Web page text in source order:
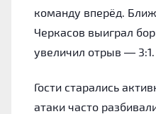
команду вперёд.
Черкасов выиграл
увеличил отрыв — 3:1.
Гости старались
атаки часто